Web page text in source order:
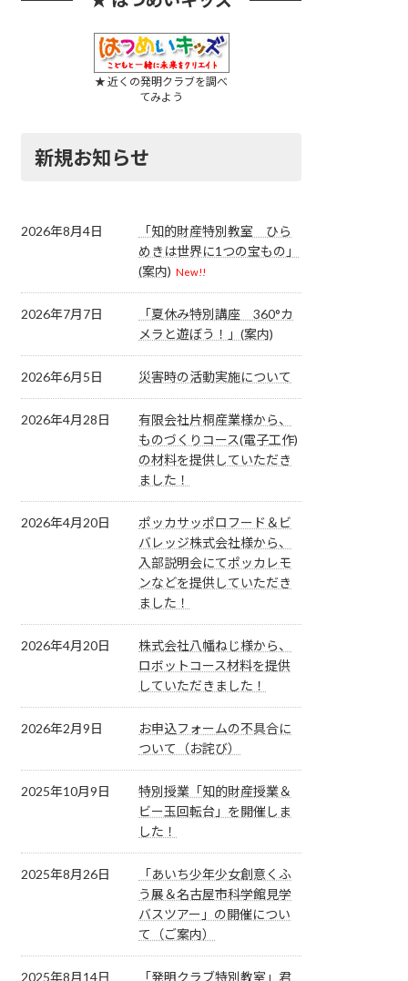
★ 近くの発明クラブを調べ
てみよう
新規お知らせ
2026年8月4日
「知的財産特別教室 ひら
めきは世界に1つの宝もの」
(案内) New!!
2026年7月7日
「夏休み特別講座 360°カ
メラと遊ぼう！」(案内)
2026年6月5日 災害時の活動実施について
2026年4月28日
有限会社片桐産業様から、
ものづくりコース(電子工作)
の材料を提供していただき
ました！
2026年4月20日
ポッカサッポロフード＆ビ
バレッジ株式会社様から、
入部説明会にてポッカレモ
ンなどを提供していただき
ました！
2026年4月20日
株式会社八幡ねじ様から、
ロボットコース材料を提供
していただきました！
2026年2月9日
お申込フォームの不具合に
ついて（お詫び）
2025年10月9日
特別授業「知的財産授業＆
ビー玉回転台」を開催しま
した！
2025年8月26日
「あいち少年少女創意くふ
う展＆名古屋市科学館見学
バスツアー」の開催につい
て（ご案内）
2025年8月14日 「発明クラブ特別教室」君